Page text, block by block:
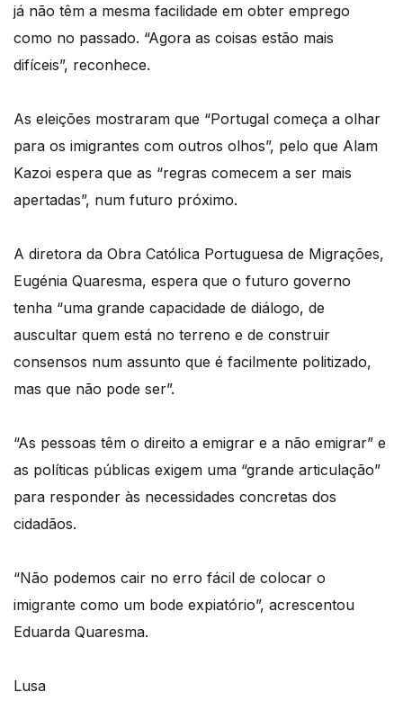
já não têm a mesma facilidade em obter emprego
como no passado. “Agora as coisas estão mais
difíceis”, reconhece.
As eleições mostraram que “Portugal começa a olhar
para os imigrantes com outros olhos”, pelo que Alam
Kazoi espera que as “regras comecem a ser mais
apertadas”, num futuro próximo.
A diretora da Obra Católica Portuguesa de Migrações,
Eugénia Quaresma, espera que o futuro governo
tenha “uma grande capacidade de diálogo, de
auscultar quem está no terreno e de construir
consensos num assunto que é facilmente politizado,
mas que não pode ser”.
“As pessoas têm o direito a emigrar e a não emigrar” e
as políticas públicas exigem uma “grande articulação”
para responder às necessidades concretas dos
cidadãos.
“Não podemos cair no erro fácil de colocar o
imigrante como um bode expiatório”, acrescentou
Eduarda Quaresma.
Lusa